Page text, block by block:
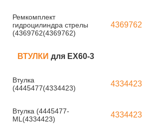
Ремкомплект
гидроцилиндра стрелы
(4369762(4369762)
4369762
ВТУЛКИ для EX60-3
Втулка
(4445477(4334423)
4334423
Втулка (4445477-
ML(4334423)
4334423